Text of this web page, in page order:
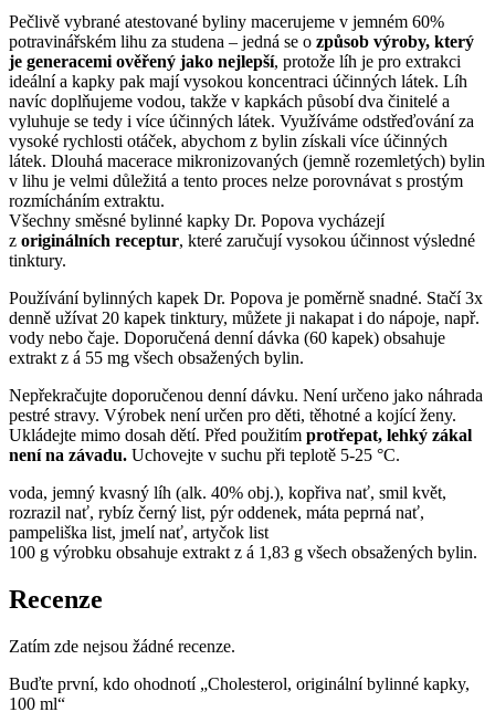
Pečlivě vybrané atestované byliny macerujeme v jemném 60%
potravinářském lihu za studena – jedná se o způsob výroby, který
je generacemi ověřený jako nejlepší, protože líh je pro extrakci
ideální a kapky pak mají vysokou koncentraci účinných látek. Líh
navíc doplňujeme vodou, takže v kapkách působí dva činitelé a
vyluhuje se tedy i více účinných látek. Využíváme odstřeďování za
vysoké rychlosti otáček, abychom z bylin získali více účinných
látek. Dlouhá macerace mikronizovaných (jemně rozemletých) bylin
v lihu je velmi důležitá a tento proces nelze porovnávat s prostým
rozmícháním extraktu.
Všechny směsné bylinné kapky Dr. Popova vycházejí
z originálních receptur, které zaručují vysokou účinnost výsledné
tinktury.
Používání bylinných kapek Dr. Popova je poměrně snadné. Stačí 3x
denně užívat 20 kapek tinktury, můžete ji nakapat i do nápoje, např.
vody nebo čaje. Doporučená denní dávka (60 kapek) obsahuje
extrakt z á 55 mg všech obsažených bylin.
Nepřekračujte doporučenou denní dávku. Není určeno jako náhrada
pestré stravy. Výrobek není určen pro děti, těhotné a kojící ženy.
Ukládejte mimo dosah dětí. Před použitím protřepat, lehký zákal
není na závadu. Uchovejte v suchu při teplotě 5-25 °C.
voda, jemný kvasný líh (alk. 40% obj.), kopřiva nať, smil květ,
rozrazil nať, rybíz černý list, pýr oddenek, máta peprná nať,
pampeliška list, jmelí nať, artyčok list
100 g výrobku obsahuje extrakt z á 1,83 g všech obsažených bylin.
Recenze
Zatím zde nejsou žádné recenze.
Buďte první, kdo ohodnotí „Cholesterol, originální bylinné kapky,
100 ml“